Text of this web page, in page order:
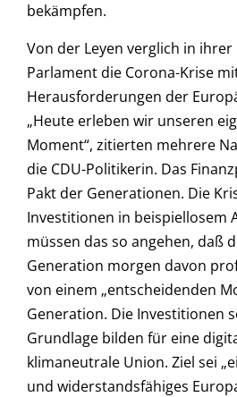
bekämpfen.
Von der Leyen verglich in ihrer
Parlament die Corona-Krise
Herausforderungen der
„Heute erleben wir unseren
Moment“, zitierten mehrere
die CDU-Politikerin. Das
Pakt der Generationen. Die
Investitionen in beispiellosem
müssen das so angehen, daß
Generation morgen davon
von einem „entscheidenden
Generation. Die Investitionen
Grundlage bilden für eine
klimaneutrale Union. Ziel sei
und widerstandsfähiges